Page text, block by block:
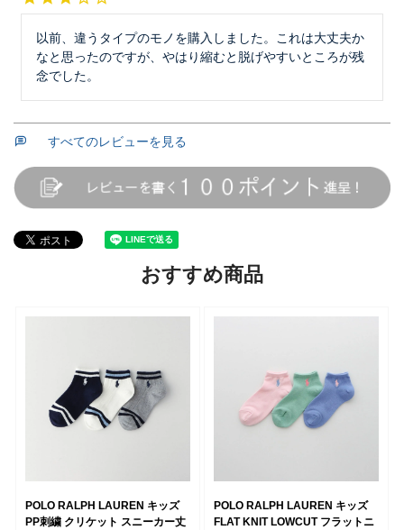
以前、違うタイプのモノを購入しました。これは大丈夫か
なと思ったのですが、やはり縮むと脱げやすいところが残
念でした。
すべてのレビューを見る
おすすめ商品
POLO RALPH LAUREN キッズ
PP刺繍 クリケット スニーカー丈
POLO RALPH LAUREN キッズ
FLAT KNIT LOWCUT フラットニ